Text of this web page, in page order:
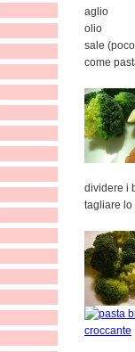
aglio
olio
sale
come
dividere i
tagliare lo